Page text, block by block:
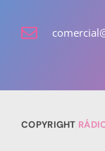
COPYRIGHT